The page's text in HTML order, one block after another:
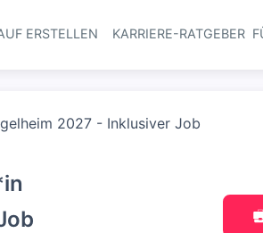
Haupt-Navigation
ERSTELLEN KARRIERE-RATGEBER
2027 - Inklusiver Job